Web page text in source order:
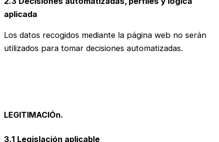
aplicada
Los datos recogidos mediante la página web no serán
utilizados para tomar decisiones automatizadas.
LEGITIMACIÓn.
3.1 Legislación aplicable